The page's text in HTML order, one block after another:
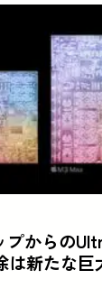
プからの
は新たな巨